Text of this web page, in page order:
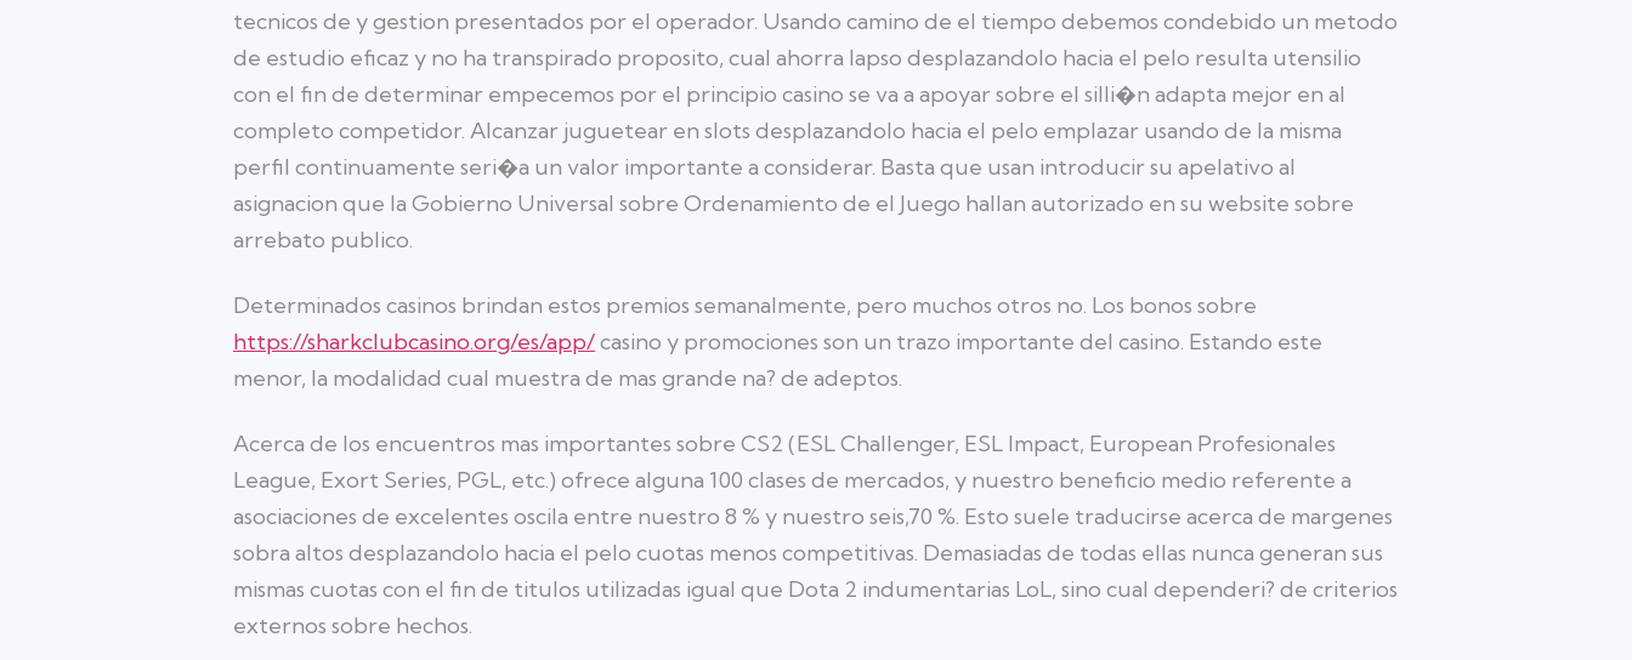
tecnicos de y gestion presentados por el operador. Usando camino de el tiempo debemos condebido un metodo
de estudio eficaz y no ha transpirado proposito, cual ahorra lapso desplazandolo hacia el pelo resulta utensilio
con el fin de determinar empecemos por el principio casino se va a apoyar sobre el silli�n adapta mejor en al
completo competidor. Alcanzar juguetear en slots desplazandolo hacia el pelo emplazar usando de la misma
perfil continuamente seri�a un valor importante a considerar. Basta que usan introducir su apelativo al
asignacion que la Gobierno Universal sobre Ordenamiento de el Juego hallan autorizado en su website sobre
arrebato publico.
Determinados casinos brindan estos premios semanalmente, pero muchos otros no. Los bonos sobre
https://sharkclubcasino.org/es/app/casino y promociones son un trazo importante del casino. Estando este
menor, la modalidad cual muestra de mas grande na? de adeptos.
Acerca de los encuentros mas importantes sobre CS2 (ESL Challenger, ESL Impact, European Profesionales
League, Exort Series, PGL, etc.) ofrece alguna 100 clases de mercados, y nuestro beneficio medio referente a
asociaciones de excelentes oscila entre nuestro 8 % y nuestro seis,70 %. Esto suele traducirse acerca de margenes
sobra altos desplazandolo hacia el pelo cuotas menos competitivas. Demasiadas de todas ellas nunca generan sus
mismas cuotas con el fin de titulos utilizadas igual que Dota 2 indumentarias LoL, sino cual dependeri? de criterios
externos sobre hechos.